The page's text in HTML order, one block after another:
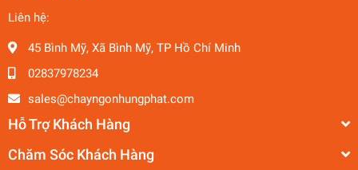
Liên hệ:
45 Bình Mỹ, Xã Bình Mỹ, TP Hồ Chí Minh
02837978234
sales@chayngonhungphat.com
Hỗ Trợ Khách Hàng
Chăm Sóc Khách Hàng